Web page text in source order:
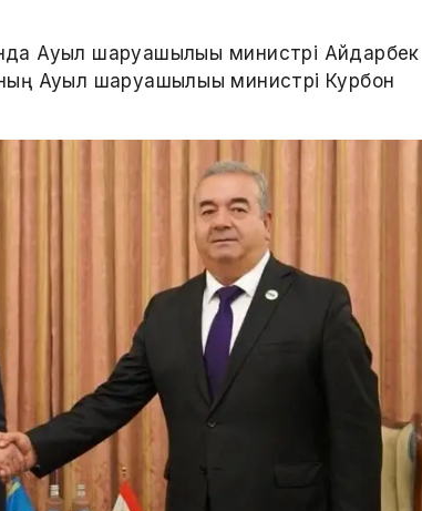
Ауыл шаруашылығы министрі Айдарбек
Ауыл шаруашылығы министрі Курбон